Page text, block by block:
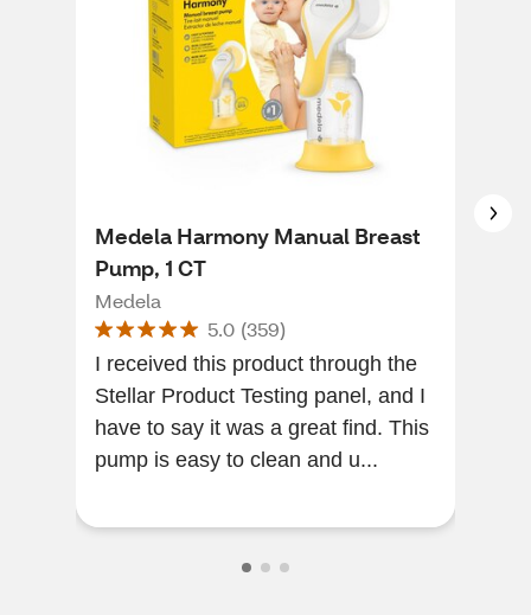
Medela Harmony Manual Breast
Pump, 1 CT
Medela
5.0 (359)
I received this product through the
Stellar Product Testing panel, and I
have to say it was a great find. This
pump is easy to clean and u...